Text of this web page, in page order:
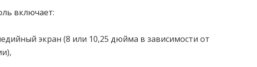
включает:
экран (8 или 10,25 дюйма в зависимости от